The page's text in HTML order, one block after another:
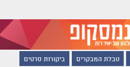
טבלת המבקרים ביקורות סרטים